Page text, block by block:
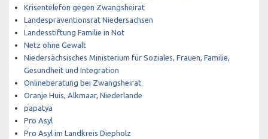
Krisentelefon gegen Zwangsheirat
Landespräventionsrat Niedersachsen
Landesstiftung Familie in Not
Netz ohne Gewalt
Niedersächsisches Ministerium für Soziales, Frauen, Familie,
Gesundheit und Integration
Onlineberatung bei Zwangsheirat
Oranje Huis, Alkmaar, Niederlande
papatya
Pro Asyl
Pro Asyl im Landkreis Diepholz